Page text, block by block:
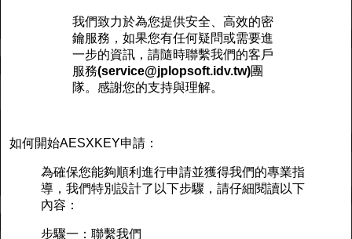
我們致力於為您提供安全、高效的密
鑰服務，如果您有任何疑問或需要進
一步的資訊，請隨時聯繫我們的客戶
服務(service@jplopsoft.idv.tw)團
隊。感謝您的支持與理解。
如何開始AESXKEY申請：
為確保您能夠順利進行申請並獲得我們的專業指
導，我們特別設計了以下步驟，請仔細閱讀以下
內容：
步驟一：聯繫我們